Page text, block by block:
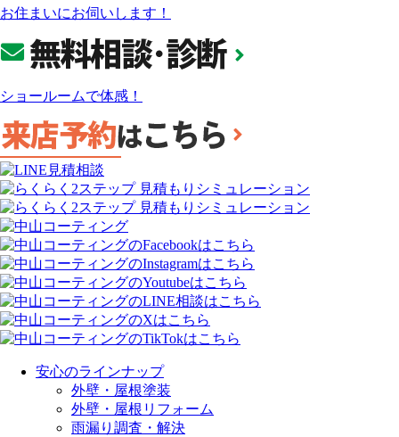
お住まいにお伺いします！
ショールームで体感！
安心のラインナップ
外壁・屋根塗装
外壁・屋根リフォーム
雨漏り調査・解決